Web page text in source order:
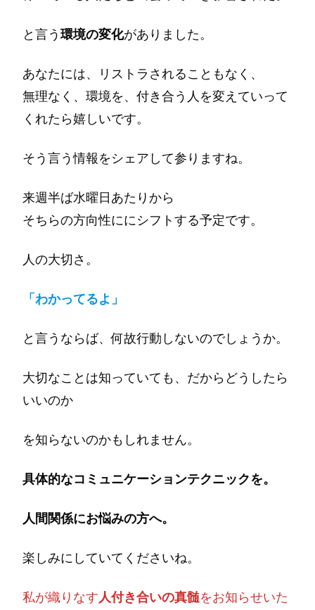
と言う環境の変化がありました。
あなたには、リストラされることもなく、
無理なく、環境を、付き合う人を変えていって
くれたら嬉しいです。
そう言う情報をシェアして参りますね。
来週半ば水曜日あたりから
そちらの方向性ににシフトする予定です。
人の大切さ。
「わかってるよ」
と言うならば、何故行動しないのでしょうか。
大切なことは知っていても、だからどうしたら
いいのか
を知らないのかもしれません。
具体的なコミュニケーションテクニックを。
人間関係にお悩みの方へ。
楽しみにしていてくださいね。
私が織りなす人付き合いの真髄をお知らせいた